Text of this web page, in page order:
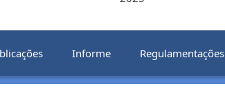
Informe Regulamentações